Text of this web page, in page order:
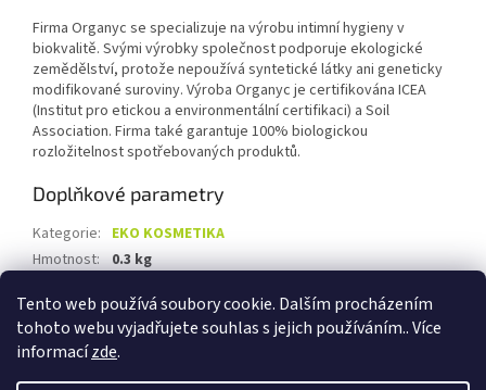
Tento web používá soubory cookie. Dalším procházením
tohoto webu vyjadřujete souhlas s jejich používáním.. Více
informacízde.
Firma Organyc se specializuje na výrobu intimní hygieny v
biokvalitě. Svými výrobky společnost podporuje ekologické
zemědělství, protože nepoužívá syntetické látky ani geneticky
modifikované suroviny. Výroba Organyc je certifikována ICEA
(Institut pro etickou a environmentální certifikaci) a Soil
Association. Firma také garantuje 100% biologickou
rozložitelnost spotřebovaných produktů.
Doplňkové parametry
Kategorie: EKO KOSMETIKA
Hmotnost: 0.3 kg